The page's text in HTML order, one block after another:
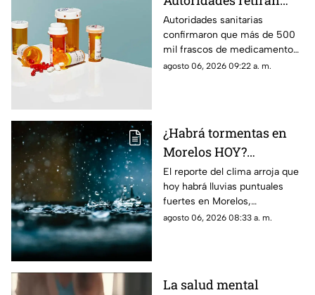
más de 500 mil frascos
de medicamento para
la presión arterial que
podría desarrollar
Autoridades sanitarias
confirmaron que más de 500
mil frascos de medicamento
para la hipertensión fuero
agosto 06, 2026 09:22 a. m.
¿Habrá tormentas en
Morelos HOY?
Pronostican lluvias
puntuales fuertes con
descargas eléctricas en
estos municipios
El reporte del clima arroja que
hoy habrá lluvias puntuales
fuertes en Morelos,
acompañadas de actividad
agosto 06, 2026 08:33 a. m.
La salud mental